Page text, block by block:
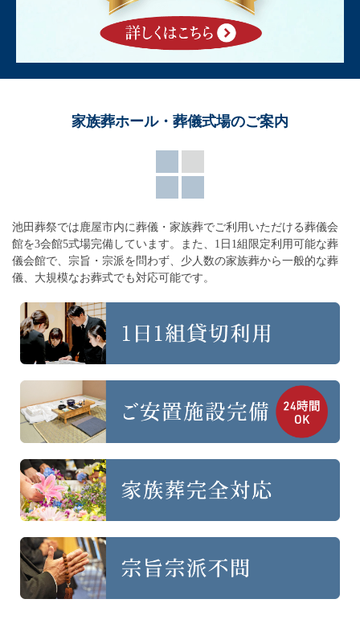
家族葬ホール・葬儀式場のご案内
池田葬祭では鹿屋市内に葬儀・家族葬でご利用いただける葬儀会
館を3会館5式場完備しています。
また、1日1組限定利用可能な葬
儀会館で、宗旨・宗派を問わず、 少人数の家族葬から一般的な葬
儀、大規模なお葬式でも対応可能です。